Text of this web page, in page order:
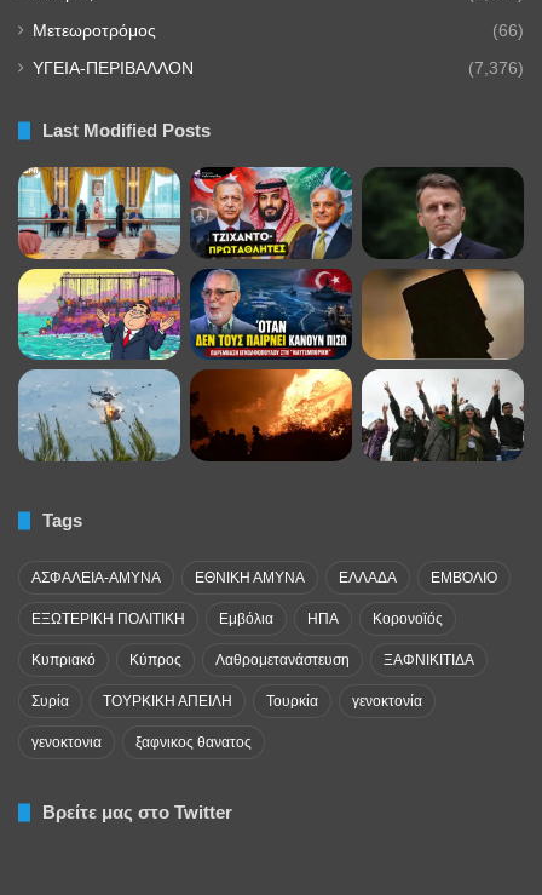
Μετεωροτρόμος (66)
ΥΓΕΙΑ-ΠΕΡΙΒΑΛΛΟΝ (7,376)
Last Modified Posts
Tags
ΑΣΦΑΛΕΙΑ-ΑΜΥΝΑ ΕΘΝΙΚΗ ΑΜΥΝΑ ΕΛΛΑΔΑ ΕΜΒΌΛΙΟ
ΕΞΩΤΕΡΙΚΗ ΠΟΛΙΤΙΚΗ Εμβόλια ΗΠΑ Κορονοϊός
Κυπριακό Κύπρος Λαθρομετανάστευση ΞΑΦΝΙΚΙΤΙΔΑ
Συρία ΤΟΥΡΚΙΚΗ ΑΠΕΙΛΗ Τουρκία γενοκτονία
γενοκτονια ξαφνικος θανατος
Βρείτε μας στο Twitter